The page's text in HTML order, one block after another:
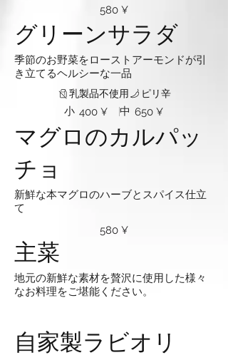
580 ¥
グリーンサラダ
季節のお野菜をローストアーモンドが引
き立てるヘルシーな一品
小 400 ¥ 中 650 ¥
乳製品不使用 ピリ辛
マグロのカルパッ
チョ
新鮮な本マグロのハーブとスパイス仕立
て
580 ¥
主菜
地元の新鮮な素材を贅沢に使用した様々
なお料理をご堪能ください。
自家製ラビオリ